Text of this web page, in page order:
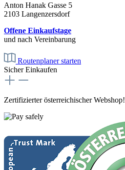
Anton Hanak Gasse 5
2103 Langenzersdorf
Offene Einkaufstage
und nach Vereinbarung
Routenplaner starten
Sicher Einkaufen
Zertifizierter österreichischer Webshop!